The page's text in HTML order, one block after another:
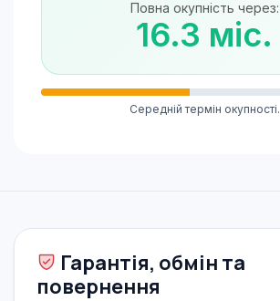
Повна окупність через:
16.3 міс.
Середній термін окупності.
Гарантія, обмін та
повернення